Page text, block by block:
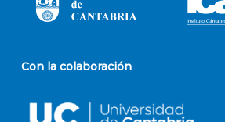
Con la colaboración